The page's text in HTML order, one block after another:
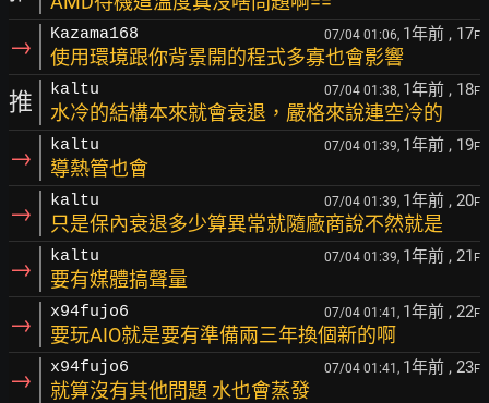
→ Kazama168 07/04 01:06, 1年前 , 17F
使用環境跟你背景開的程式多寡也會影響
推 kaltu 07/04 01:38, 1年前 , 18F
水冷的結構本來就會衰退，嚴格來說連空冷的
→ kaltu 07/04 01:39, 1年前 , 19F
導熱管也會
→ kaltu 07/04 01:39, 1年前 , 20F
只是保內衰退多少算異常就隨廠商說不然就是
→ kaltu 07/04 01:39, 1年前 , 21 F
要有媒體搞聲量
→ x94fujo6 07/04 01:41, 1年前 , 22F
要玩AIO就是要有準備兩三年換個新的啊
→ x94fujo6 07/04 01:41, 1年前 , 23F
就算沒有其他問題 水也會蒸發